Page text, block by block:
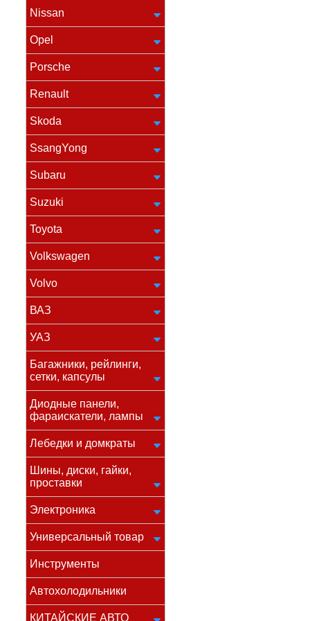
Nissan
Opel
Porsche
Renault
Skoda
SsangYong
Subaru
Suzuki
Toyota
Volkswagen
Volvo
ВАЗ
УАЗ
Багажники, рейлинги,
сетки, капсулы
Диодные панели,
фараискатели, лампы
Лебедки и домкраты
Шины, диски, гайки,
проставки
Электроника
Универсальный товар
Инструменты
Автохолодильники
КИТАЙСКИЕ АВТО